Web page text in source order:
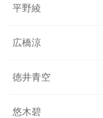
平野綾
広橋涼
徳井青空
悠木碧